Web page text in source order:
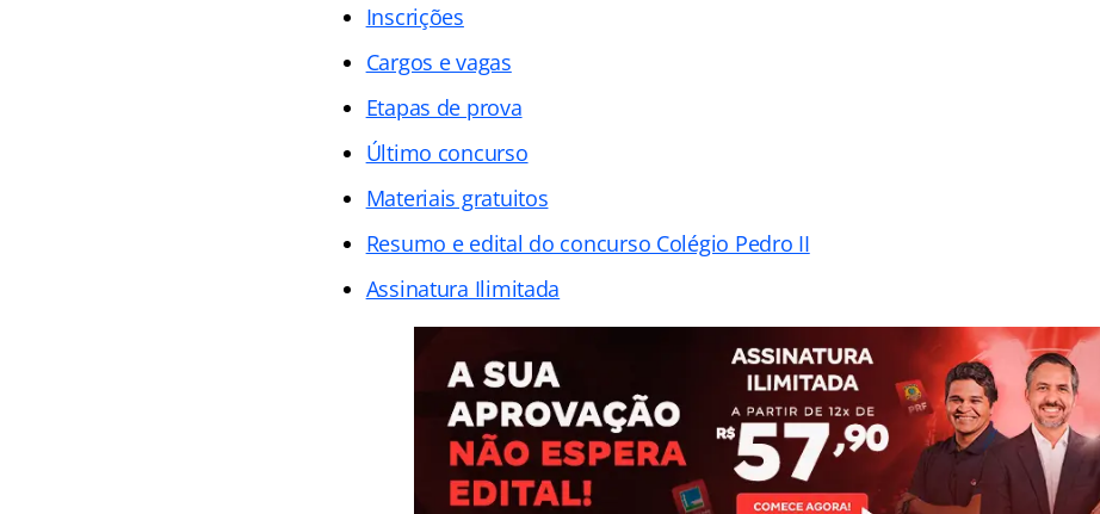
Inscrições
Cargos e vagas
Etapas de prova
Último concurso
Materiais gratuitos
Resumo e edital do concurso Colégio Pedro II
Assinatura Ilimitada